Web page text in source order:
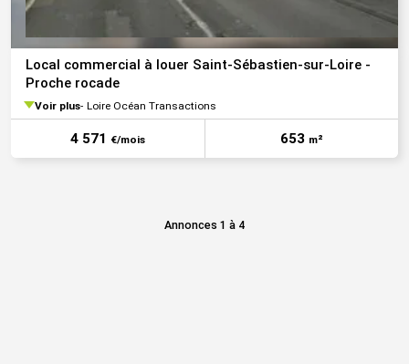
Local commercial à louer Saint-Sébastien-sur-Loire -
Proche rocade
Voir plus Loire Océan Transactions
4 571 €/mois 653 m²
Annonces 1 à 4